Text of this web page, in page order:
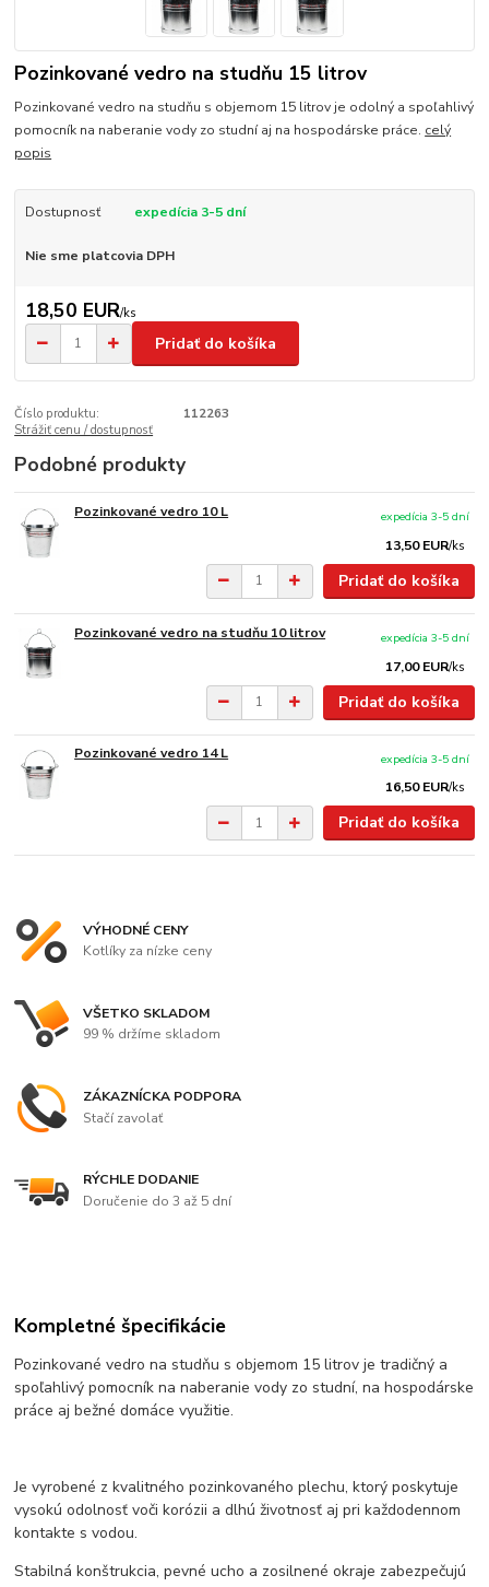
Pozinkované vedro na studňu 15 litrov
Pozinkované vedro na studňu s objemom 15 litrov je odolný a spoľahlivý
pomocník na naberanie vody zo studní aj na hospodárske práce. celý
popis
Dostupnosť expedícia 3-5 dní
Nie sme platcovia DPH
18,50 EUR/ks
Pridať do košíka
Číslo produktu:
112263
Strážiť cenu / dostupnosť
Podobné produkty
Pozinkované vedro 10 L
13,50 EUR/ks
expedícia 3-5 dní
Pridať do košíka
Pozinkované vedro na studňu 10 litrov
17,00 EUR/ks
expedícia 3-5 dní
Pridať do košíka
Pozinkované vedro 14 L
16,50 EUR/ks
expedícia 3-5 dní
Pridať do košíka
VÝHODNÉ CENY
Kotlíky za nízke ceny
VŠETKO SKLADOM
99 % držíme skladom
ZÁKAZNÍCKA PODPORA
Stačí zavolať
RÝCHLE DODANIE
Doručenie do 3 až 5 dní
Kompletné špecifikácie
Pozinkované vedro na studňu s objemom 15 litrov je tradičný a
spoľahlivý pomocník na naberanie vody zo studní, na hospodárske
práce aj bežné domáce využitie.
Je vyrobené z kvalitného pozinkovaného plechu, ktorý poskytuje
vysokú odolnosť voči korózii a dlhú životnosť aj pri každodennom
kontakte s vodou.
Stabilná konštrukcia, pevné ucho a zosilnené okraje zabezpečujú